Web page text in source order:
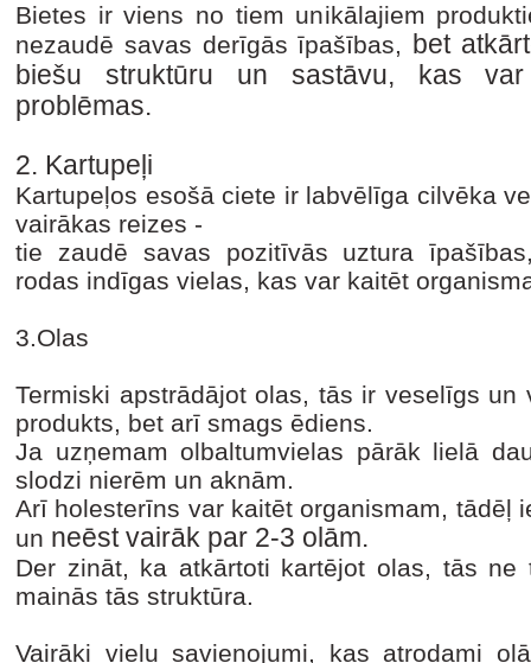
Bietes ir viens no tiem unikālajiem
nezaudē savas derīgās īpašības,
bet
biešu struktūru un sastāvu, kas
problēmas.
2. Kartupeļi
Kartupeļos esošā ciete ir labvēlīga cilvēka
vairākas reizes -
tie zaudē savas pozitīvās uztura
rodas indīgas vielas, kas var kaitēt
3.Olas
Termiski apstrādājot olas, tās ir veselīgs un
produkts, bet arī smags ēdiens.
Ja uzņemam olbaltumvielas pārāk lielā
slodzi nierēm un aknām.
Arī holesterīns var kaitēt organismam, tādēļ
un neēst vairāk par 2-3 olām.
Der zināt, ka atkārtoti kartējot olas, tās
mainās tās struktūra.
Vairāki vielu savienojumi, kas atrodami